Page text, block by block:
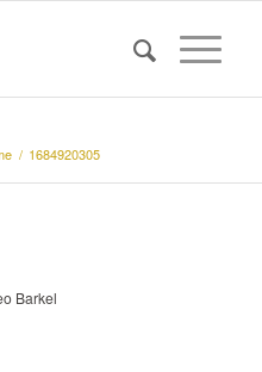
/ 1684920305
Barkel